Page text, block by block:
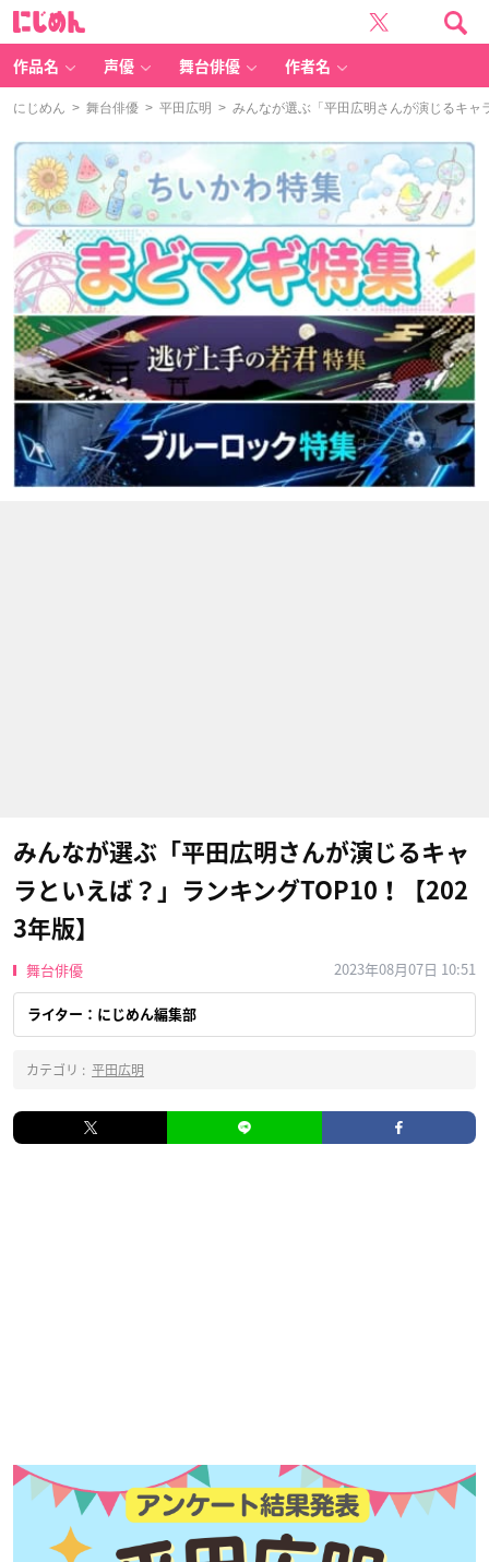
作品名 声優 舞台俳優 作者名
にじめん > 舞台俳優 > 平田広明 > みんなが選ぶ「平田広明さんが演じるキ
みんなが選ぶ「平田広明さんが演じるキャ
ラといえば？」ランキングTOP10！【202
3年版】
舞台俳優 2023年08月07日 10:51
ライター：にじめん編集部
カテゴリ : 平田広明